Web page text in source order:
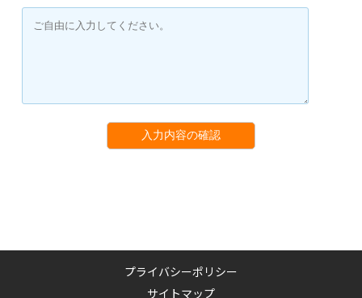
入力内容の確認
プライバシーポリシー
サイトマップ